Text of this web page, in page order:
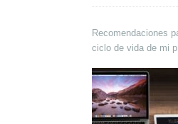
Recomendaciones
ciclo de vida de mi